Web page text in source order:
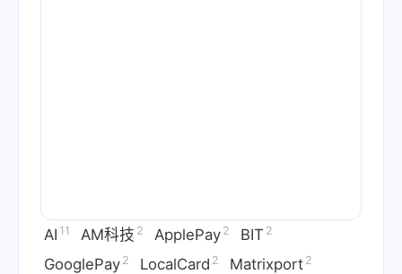
AI 11 AM科技 2 ApplePay 2 BIT 2
GooglePay 2 LocalCard 2 Matrixport 2